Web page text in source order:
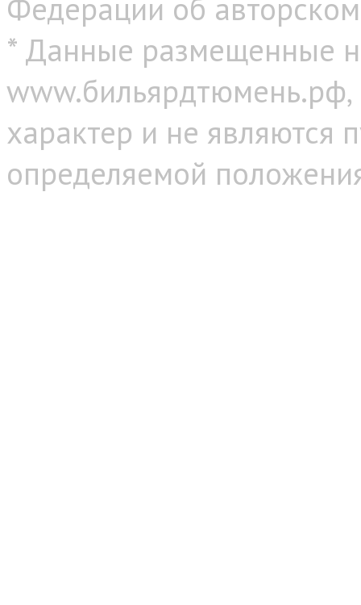
Федерации об
* Данные размещенные
характер и не являются
определяемой